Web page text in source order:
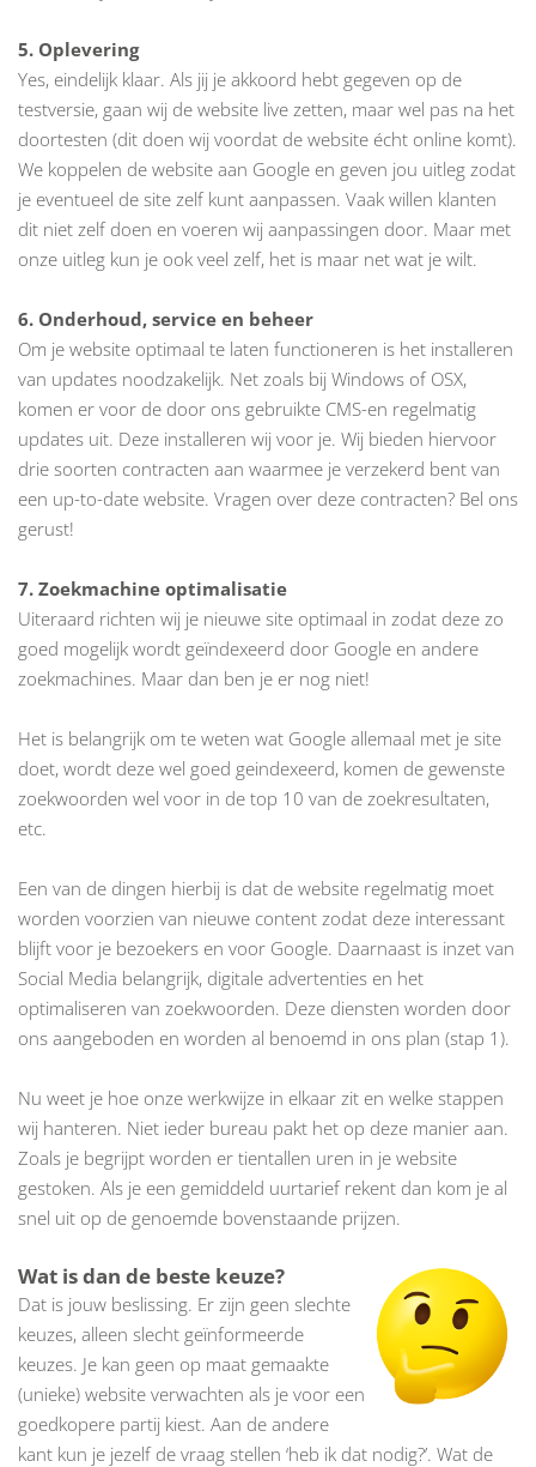
5. Oplevering
Yes, eindelijk klaar. Als jij je akkoord hebt gegeven op de
testversie, gaan wij de website live zetten, maar wel pas na het
doortesten (dit doen wij voordat de website écht online komt).
We koppelen de website aan Google en geven jou uitleg zodat
je eventueel de site zelf kunt aanpassen. Vaak willen klanten
dit niet zelf doen en voeren wij aanpassingen door. Maar met
onze uitleg kun je ook veel zelf, het is maar net wat je wilt.
6. Onderhoud, service en beheer
Om je website optimaal te laten functioneren is het installeren
van updates noodzakelijk. Net zoals bij Windows of OSX,
komen er voor de door ons gebruikte CMS-en regelmatig
updates uit. Deze installeren wij voor je. Wij bieden hiervoor
drie soorten contracten aan waarmee je verzekerd bent van
een up-to-date website. Vragen over deze contracten? Bel ons
gerust!
7. Zoekmachine optimalisatie
Uiteraard richten wij je nieuwe site optimaal in zodat deze zo
goed mogelijk wordt geïndexeerd door Google en andere
zoekmachines. Maar dan ben je er nog niet!
Het is belangrijk om te weten wat Google allemaal met je site
doet, wordt deze wel goed geindexeerd, komen de gewenste
zoekwoorden wel voor in de top 10 van de zoekresultaten,
etc.
Een van de dingen hierbij is dat de website regelmatig moet
worden voorzien van nieuwe content zodat deze interessant
blijft voor je bezoekers en voor Google. Daarnaast is inzet van
Social Media belangrijk, digitale advertenties en het
optimaliseren van zoekwoorden. Deze diensten worden door
ons aangeboden en worden al benoemd in ons plan (stap 1).
Nu weet je hoe onze werkwijze in elkaar zit en welke stappen
wij hanteren. Niet ieder bureau pakt het op deze manier aan.
Zoals je begrijpt worden er tientallen uren in je website
gestoken. Als je een gemiddeld uurtarief rekent dan kom je al
snel uit op de genoemde bovenstaande prijzen.
Wat is dan de beste keuze?
Dat is jouw beslissing. Er zijn geen slechte
keuzes, alleen slecht geïnformeerde
keuzes. Je kan geen op maat gemaakte
(unieke) website verwachten als je voor een
goedkopere partij kiest. Aan de andere
kant kun je jezelf de vraag stellen ‘heb ik dat nodig?’. Wat de